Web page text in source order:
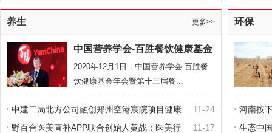
生态中国：河北大厂打造北京城市副中心后花
园
更多>>
养生
中国营养学会-百胜餐饮健康基金
揭晓2020年度资助项目 暨第十三
届
2020年12月1日，中国营养学会-百胜餐
饮健康基金年会暨第十三届餐...
11-24
中建二局北方公司融创郑州空港宸院项目健康
义诊活动
11-17
野百合医美直补APP联合创始人黄战：医美行
环保
河南按
生态中